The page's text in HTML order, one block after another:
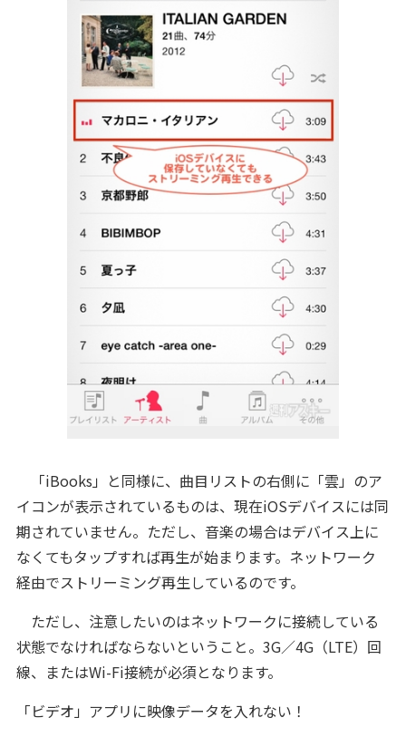
「iBooks」と同様に、曲目リストの右側に「雲」のア
イコンが表示されているものは、現在iOSデバイスには同
期されていません。ただし、音楽の場合はデバイス上に
なくてもタップすれば再生が始まります。ネットワーク
経由でストリーミング再生しているのです。
ただし、注意したいのはネットワークに接続している
状態でなければならないということ。3G／4G（LTE）回
線、またはWi-Fi接続が必須となります。
「ビデオ」アプリに映像データを入れない！